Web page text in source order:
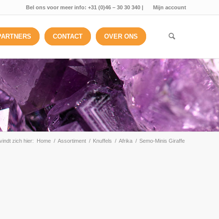
Mijn account
Bel ons voor meer info: +31 (0)46 – 30 30 340 |
CONTACT OVER ONS
zich hier: Home / Assortiment / Knuffels / Afrika / Semo-Minis Giraffe